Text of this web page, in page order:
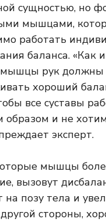
сущностью, но
мышцами,
работать
баланса. «Как
рук должны
хороший
все суставы
и не
эксперт.
мышцы
вызовут
на позу тела и
стороны,